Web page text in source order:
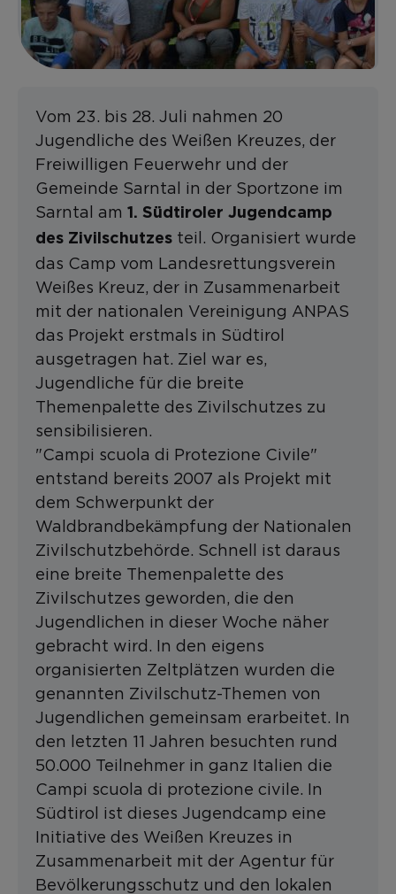
Vom 23. bis 28. Juli nahmen 20
Jugendliche des Weißen Kreuzes, der
Freiwilligen Feuerwehr und der
Gemeinde Sarntal in der Sportzone im
Sarntal am 1. Südtiroler Jugendcamp
des Zivilschutzes teil. Organisiert wurde
das Camp vom Landesrettungsverein
Weißes Kreuz, der in Zusammenarbeit
mit der nationalen Vereinigung ANPAS
das Projekt erstmals in Südtirol
ausgetragen hat. Ziel war es,
Jugendliche für die breite
Themenpalette des Zivilschutzes zu
sensibilisieren.
"Campi scuola di Protezione Civile"
entstand bereits 2007 als Projekt mit
dem Schwerpunkt der
Waldbrandbekämpfung der Nationalen
Zivilschutzbehörde. Schnell ist daraus
eine breite Themenpalette des
Zivilschutzes geworden, die den
Jugendlichen in dieser Woche näher
gebracht wird. In den eigens
organisierten Zeltplätzen wurden die
genannten Zivilschutz-Themen von
Jugendlichen gemeinsam erarbeitet. In
den letzten 11 Jahren besuchten rund
50.000 Teilnehmer in ganz Italien die
Campi scuola di protezione civile. In
Südtirol ist dieses Jugendcamp eine
Initiative des Weißen Kreuzes in
Zusammenarbeit mit der Agentur für
Bevölkerungsschutz und den lokalen